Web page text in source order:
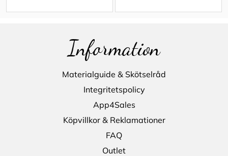
Information
Materialguide & Skötselråd
Integritetspolicy
App4Sales
Köpvillkor & Reklamationer
FAQ
Outlet